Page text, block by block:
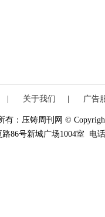
关于我们 广告
有：压铸周刊网 ©
86号新城广场1004室 电